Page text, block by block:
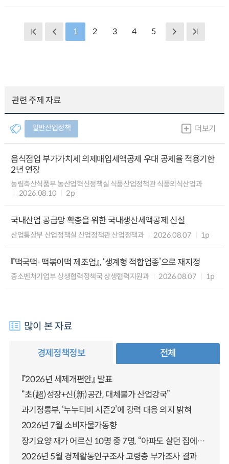
1 2 3 4 5
관련 주제 자료
일반산업정책 더보기
음식점업 부가가치세 의제매입세액공제 우대 공제율 적용기한
2년 연장
농림축산식품부 농산업혁신정책실 식품산업정책관 식품외식산업과
2026.08.10
2p
국내산업 공급망 확충을 위한 국내생산세액공제 신설
산업통상부 산업정책실 산업정책관 산업정책과 2026.08.07 1p
『떡국떡·떡볶이떡 제조업』, ‘생계형 적합업종’으로 재지정
중소벤처기업부 상생협력정책국 상생협력지원과 2026.08.07 1p
많이 본 자료
경제정책정보 전체
『2026년 세제개편안』 발표
“초(超)성장+신(新)공간, 대체불가 산업강국”
과기정통부, ‘누누티비 시즌2’에 강력 대응 의지 밝혀
2026년 7월 소비자물가동향
장기요양 재가 어르신 10명 중 7명, “아파도 살던 집에서 살겠다” 「2025년 장기요양실태조사」 결과 발표
2026년 5월 경제활동인구조사 고령층 부가조사 결과